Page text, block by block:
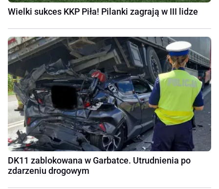
Wielki sukces KKP Piła! Pilanki zagrają w III lidze
DK11 zablokowana w Garbatce. Utrudnienia po
zdarzeniu drogowym